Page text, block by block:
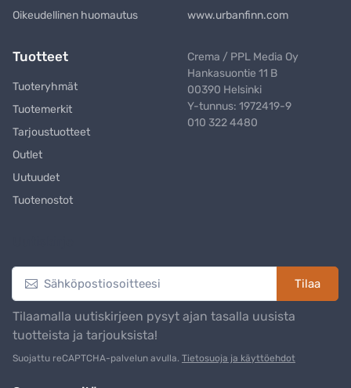
Oikeudellinen huomautus
www.urbanfinn.com
Tuotteet
Tuoteryhmät
Tuotemerkit
Tarjoustuotteet
Outlet
Uutuudet
Tuotenostot
Crema / PPL Media Oy
Hankasuontie 11 B
00390 Helsinki
Y-tunnus: 1972419-9
010 322 4480
Tilaa
Tilaamalla uutiskirjeen pysyt ajan tasalla uusista
tuotteista ja tarjouksista!
Suojattu reCAPTCHA-palvelun avulla. Tietosuoja ja käyttöehdot